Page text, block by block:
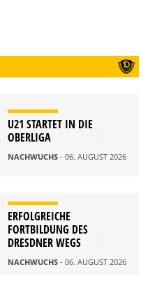
U21 STARTET IN DIE
OBERLIGA
NACHWUCHS - 06. AUGUST 2026
ERFOLGREICHE
FORTBILDUNG DES
DRESDNER WEGS
NACHWUCHS - 06. AUGUST 2026